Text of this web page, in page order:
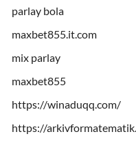
parlay bola
maxbet855.it.com
mix parlay
maxbet855
https://winaduqq.com/
https://